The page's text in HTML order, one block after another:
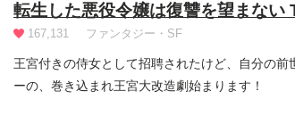
転生した悪役令嬢は復讐を望まない
167,131 ファンタジー・SF
王宮付きの侍女として招聘されたけど、自分の
ーの、巻き込まれ王宮大改造劇始まります！